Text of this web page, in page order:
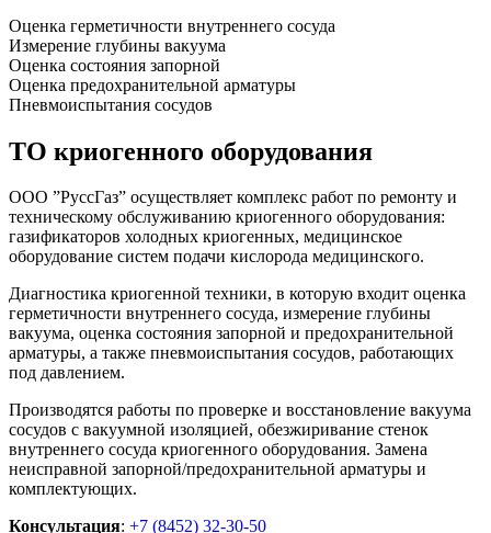
Оценка герметичности внутреннего сосуда
Измерение глубины вакуума
Оценка состояния запорной
Оценка предохранительной арматуры
Пневмоиспытания сосудов
ТО криогенного оборудования
ООО ”РуссГаз” осуществляет комплекс работ по ремонту и
техническому обслуживанию криогенного оборудования:
газификаторов холодных криогенных, медицинское
оборудование систем подачи кислорода медицинского.
Диагностика криогенной техники, в которую входит оценка
герметичности внутреннего сосуда, измерение глубины
вакуума, оценка состояния запорной и предохранительной
арматуры, а также пневмоиспытания сосудов, работающих
под давлением.
Производятся работы по проверке и восстановление вакуума
сосудов с вакуумной изоляцией, обезжиривание стенок
внутреннего сосуда криогенного оборудования. Замена
неисправной запорной/предохранительной арматуры и
комплектующих.
Консультация: +7 (8452) 32-30-50